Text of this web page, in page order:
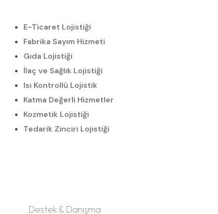
E-Ticaret Lojistiği
Fabrika Sayım Hizmeti
Gıda Lojistiği
İlaç ve Sağlık Lojistiği
Isı Kontrollü Lojistik
Katma Değerli Hizmetler
Kozmetik Lojistiği
Tedarik Zinciri Lojistiği
Destek & Danışma